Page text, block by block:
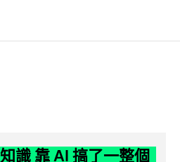
識 靠 AI 搞了一整個